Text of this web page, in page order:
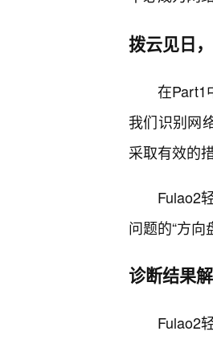
拨云见日
在Part1
我们识别网
采取有效的
Fulao2
问题的“方向
诊断结果
Fulao2